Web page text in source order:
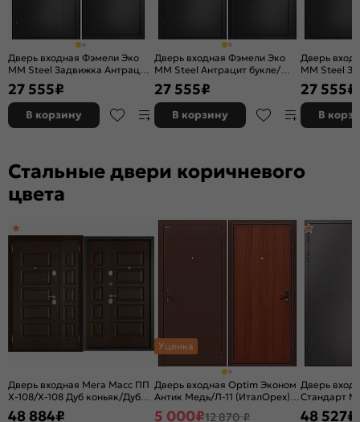
Качество:
ГОСТ 31173-2016
Вес, кг:
48.6
Дверь входная Фэмели Эко
ММ Steel Задвижка Антрацит
букле/Антрацит букле, 2
замка, с ночной задвижкой
27 555₽
В корзину
Дверь входная Фэмели Эко
ММ Steel Антрацит букле/
Антрацит букле, 2 замка
27 555₽
В корзину
Дверь
ММ Steel
букле/
замка, с
27 555₽
В
Стальные двери коричневого
цвета
Дверь входная Мега Масс ПП
X-108/X-108 Дуб коньяк/Дуб
коньяк, 2 замка, с ночной
48 884₽
Уценка
Дверь входная Optim Эконом
Антик Медь/Л-11 (ИталОрех), 1
замок
5 000₽12 870 ₽
Дверь
Стандарт
48 527₽